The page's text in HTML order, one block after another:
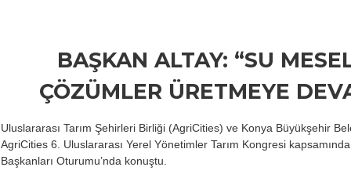
BAŞKAN ALTAY: “SU
ÇÖZÜMLER ÜRETMEYE
Uluslararası Tarım Şehirleri Birliği (AgriCities) ve Konya Büyükşehir
AgriCities 6. Uluslararası Yerel Yönetimler Tarım Kongresi
Başkanları Oturumu’nda konuştu.